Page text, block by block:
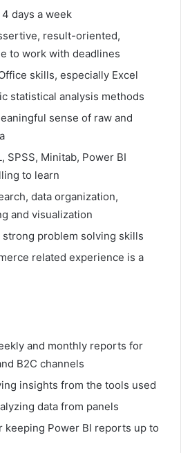
days a week
result-oriented,
to work with deadlines
skills, especially Excel
statistical analysis methods
sense of raw and
SPSS, Minitab, Power BI
to learn
data organization,
and visualization
strong problem solving skills
related experience is a
and monthly reports for
B2C channels
insights from the tools used
data from panels
keeping Power BI reports up to